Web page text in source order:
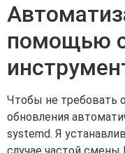
помощью
Чтобы не требовать
обновления
systemd. Я